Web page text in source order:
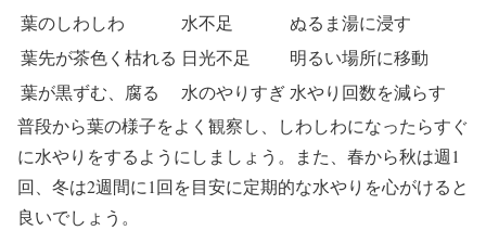
葉のしわしわ
水不足
ぬるま湯に浸す
葉先が茶色く枯れる 日光不足
明るい場所に移動
葉が黒ずむ、腐る
水のやりすぎ 水やり回数を減らす
普段から葉の様子をよく観察し、しわしわになったらすぐ
に水やりをするようにしましょう。また、春から秋は週1
回、冬は2週間に1回を目安に定期的な水やりを心がけると
良いでしょう。